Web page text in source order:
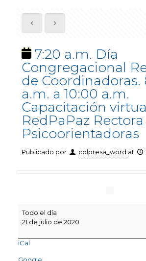
7:20 a.m. Día
Congregacional
de Coordinadoras.
a.m. a 10:00 a.m.
Capacitación
RedPaPaz Rectora
Psicoorientadoras
Publicado por colpresa_word at
a.m.
Día
Reunión
Todo el día
21 de julio de 2020
iCal